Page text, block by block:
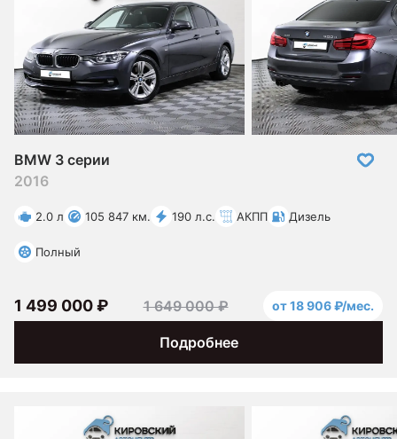
BMW 3 серии
2016
2.0 л 105 847 км. 190 л.с. АКПП Дизель
Полный
Подробнее
1 499 000 ₽ 1 649 000 ₽ от 18 906 ₽/мес.